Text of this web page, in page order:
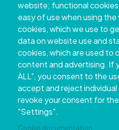
website; functional
easy of use when using
cookies, which we use to
data on website use and
cookies, which are used to
content and advertising. If
ALL", you consent to the
accept and reject
revoke your consent for
"Settings".
Cookie documentation
Copyright © 2026.
Pontevedra.All